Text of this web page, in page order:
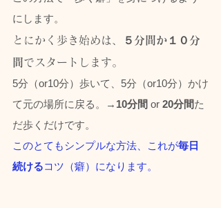
にします。
とにかく歩き始めは、
５分間か１０分
間でスタートします。
5分（or10分）歩いて、5分（or10分）かけ
て元の場所に戻る。→ 10分間 or 20分間た
だ歩くだけです。
このとてもシンプルな方法、これが毎日
続けるコツ（癖）になります。